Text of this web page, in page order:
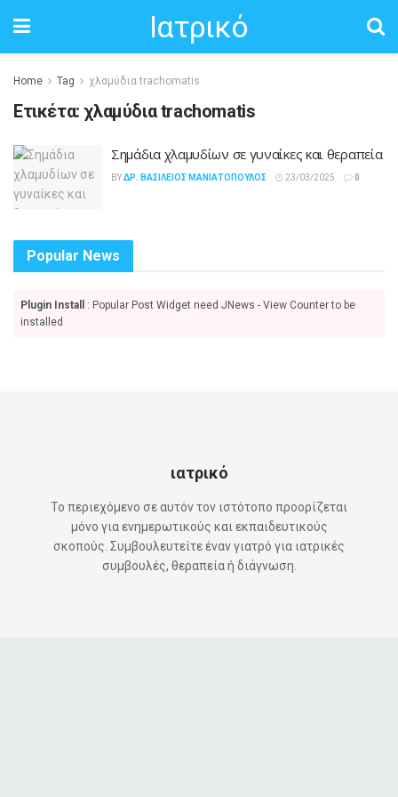
Ιατρικό
Home Tag χλαμύδια trachomatis
Ετικέτα:χλαμύδια trachomatis
Σημάδια χλαμυδίων σε γυναίκες και θεραπεία
BYΔΡ. ΒΑΣΊΛΕΙΟΣ ΜΑΝΙΑΤΌΠΟΥΛΟΣ 23/03/2025 0
Popular News
Plugin Install
: Popular Post Widget need JNews - View Counter to be
installed
ιατρικό
Το περιεχόμενο σε αυτόν τον ιστότοπο προορίζεται
μόνο για ενημερωτικούς και εκπαιδευτικούς
σκοπούς. Συμβουλευτείτε έναν γιατρό για ιατρικές
συμβουλές, θεραπεία ή διάγνωση.